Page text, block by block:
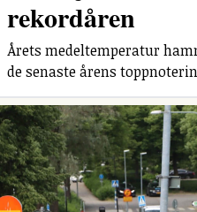
rekordåren
Årets medeltemperatur
de senaste årens